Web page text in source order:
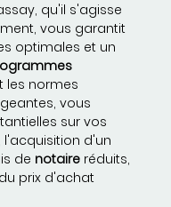
qu'il s'agisse
vous garantit
optimales et un
les normes
vous
sur vos
l'acquisition d'un
de notaire réduits,
prix d'achat